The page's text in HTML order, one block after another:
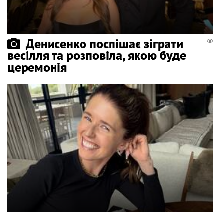
Денисенко поспішає зіграти
весілля та розповіла, якою буде
церемонія